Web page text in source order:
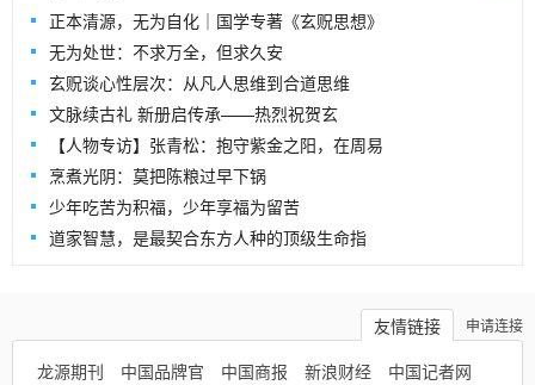
正本清源，无为自化｜国学专著《玄贶思想》
无为处世：不求万全，但求久安
玄贶谈心性层次：从凡人思维到合道思维
文脉续古礼 新册启传承——热烈祝贺玄
【人物专访】张青松：抱守紫金之阳，在周易
烹煮光阴：莫把陈粮过早下锅
少年吃苦为积福，少年享福为留苦
道家智慧，是最契合东方人种的顶级生命指
申请连接
友情链接
龙源期刊
中国品牌官 中国商报 新浪财经
中国记者网